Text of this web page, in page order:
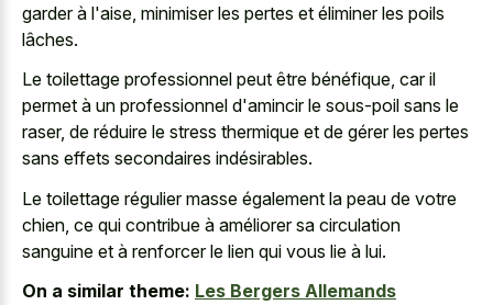
garder à l'aise, minimiser les pertes et éliminer les poils
lâches.
Le toilettage professionnel peut être bénéfique, car il
permet à un professionnel d'amincir le sous-poil sans le
raser, de réduire le stress thermique et de gérer les pertes
sans effets secondaires indésirables.
Le toilettage régulier masse également la peau de votre
chien, ce qui contribue à améliorer sa circulation
sanguine et à renforcer le lien qui vous lie à lui.
On a similar theme: Les Bergers Allemands